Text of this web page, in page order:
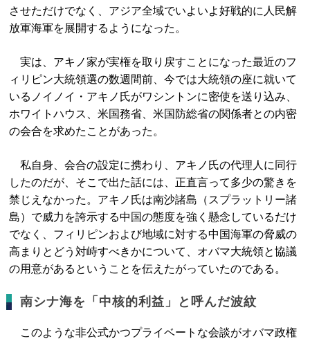
させただけでなく、アジア全域でいよいよ好戦的に人民解
放軍海軍を展開するようになった。
実は、アキノ家が実権を取り戻すことになった最近のフ
ィリピン大統領選の数週間前、今では大統領の座に就いて
いるノイノイ・アキノ氏がワシントンに密使を送り込み、
ホワイトハウス、米国務省、米国防総省の関係者との内密
の会合を求めたことがあった。
私自身、会合の設定に携わり、アキノ氏の代理人に同行
したのだが、そこで出た話には、正直言って多少の驚きを
禁じえなかった。アキノ氏は南沙諸島（スプラットリー諸
島）で威力を誇示する中国の態度を強く懸念しているだけ
でなく、フィリピンおよび地域に対する中国海軍の脅威の
高まりとどう対峙すべきかについて、オバマ大統領と協議
の用意があるということを伝えたがっていたのである。
南シナ海を「中核的利益」と呼んだ波紋
このような非公式かつプライベートな会談がオバマ政権